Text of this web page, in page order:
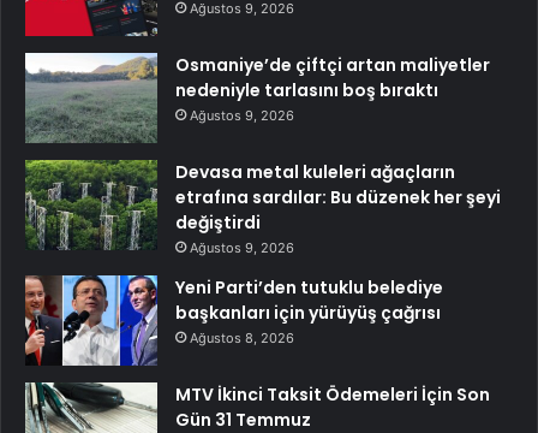
Ağustos 9, 2026
Osmaniye’de çiftçi artan maliyetler
nedeniyle tarlasını boş bıraktı
Ağustos 9, 2026
Devasa metal kuleleri ağaçların
etrafına sardılar: Bu düzenek her şeyi
değiştirdi
Ağustos 9, 2026
Yeni Parti’den tutuklu belediye
başkanları için yürüyüş çağrısı
Ağustos 8, 2026
MTV İkinci Taksit Ödemeleri İçin Son
Gün 31 Temmuz